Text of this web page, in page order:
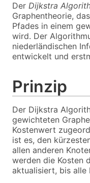
Der Dijkstra
Graphentheorie,
Pfades in einem
wird. Der
niederländischen
entwickelt und
Prinzip
Der Dijkstra
gewichteten
Kostenwert
ist es, den
allen anderen
werden die Kosten
aktualisiert, bis alle